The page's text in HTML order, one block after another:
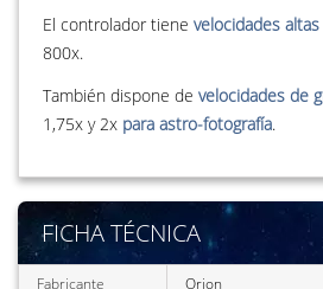
El controlador tiene velocidades altas
800x.
También dispone de velocidades de
1,75x y 2x para astro-fotografía.
FICHA TÉCNICA
Fabricante Orion